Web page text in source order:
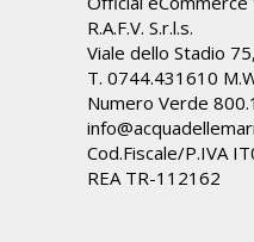
R.A.F.V. S.r.l.s.
Viale dello Stadio
T. 0744.431610
Numero Verde
Cod.Fiscale/P.IVA
REA TR-112162